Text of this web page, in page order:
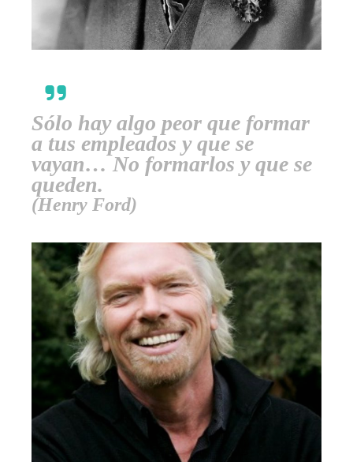
Sólo hay algo peor que formar
a tus empleados y que se
vayan… No formarlos y que se
queden.
(Henry Ford)